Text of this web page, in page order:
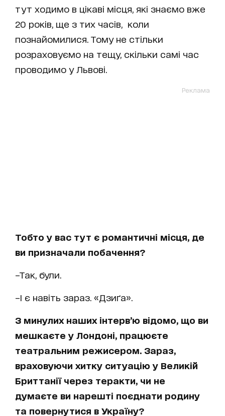
тут ходимо в цікаві місця, які знаємо вже
20 років, ще з тих часів, коли
познайомилися. Тому не стільки
розраховуємо на тещу, скільки самі час
проводимо у Львові.
Реклама
Тобто у вас тут є романтичні місця, де
ви призначали побачення?
–Так, були.
–І є навіть зараз. «Дзиґа».
З минулих наших інтерв’ю відомо, що ви
мешкаєте у Лондоні, працюєте
театральним режисером. Зараз,
враховуючи хитку ситуацію у Великій
Бриттанії через теракти, чи не
думаєте ви нарешті поєднати родину
та повернутися в Україну?